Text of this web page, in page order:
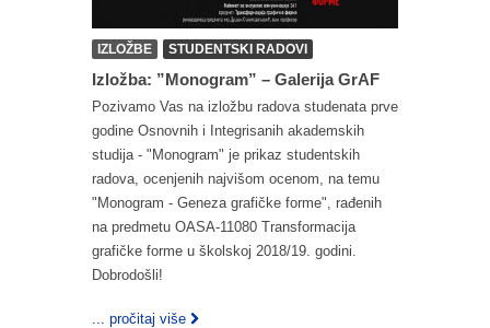
IZLOŽBE STUDENTSKI RADOVI
Izložba: ”Monogram” – Galerija GrAF
Pozivamo Vas na izložbu radova studenata prve
godine Osnovnih i Integrisanih akademskih
studija - "Monogram" je prikaz studentskih
radova, ocenjenih najvišom ocenom, na temu
"Monogram - Geneza grafičke forme", rađenih
na predmetu OASA-11080 Transformacija
grafičke forme u školskoj 2018/19. godini.
Dobrodošli!
... pročitaj više